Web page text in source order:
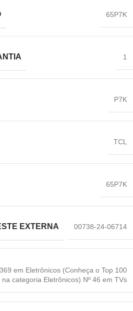
65P7K
1
P7K
‎TCL
65P7K
EXTERNA 00738-24-06714
369 em Eletrônicos (Conheça o Top 100
na categoria Eletrônicos) Nº 46 em TVs